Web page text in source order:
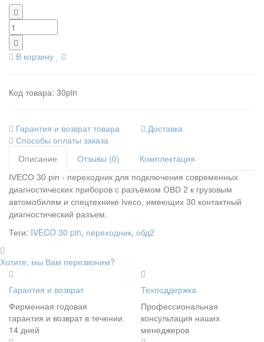
В корзину
Код товара: 30pin
Гарантия и возврат товара
Доставка
Способы оплаты заказа
Описание
Отзывы (0) Комплектация
IVECO 30 pin - переходник для подключения современных
диагностических приборов с разъёмом OBD 2 к грузовым
автомобилям и спецтехнике Iveco, имеющих 30 контактный
диагностический разъем.
Теги: IVECO 30 pin, переходник, обд2
Хотите, мы Вам перезвоним?
Гарантия и возврат
Фирменная годовая
гарантия и возврат в течении
14 дней
Техподдержка
Профессиональная
консультация наших
менеджеров